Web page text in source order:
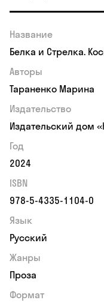
Название
Белка и Стрелка.
Авторы
Тараненко Марина
Издательство
Издательский дом
Год
2024
ISBN
978-5-4335-1104-0
Язык
Русский
Жанры
Проза
Формат